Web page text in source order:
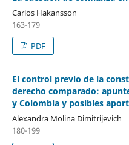
Carlos Hakansson
163-179
PDF
El control previo de la
derecho comparado:
y Colombia y posibles
Alexandra Molina Dimitrijevich
180-199